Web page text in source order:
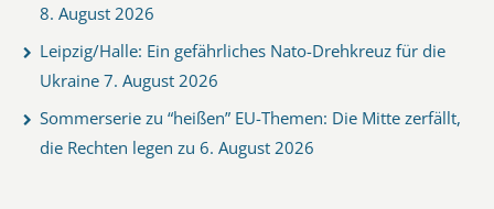
8. August 2026
Leipzig/Halle: Ein gefährliches Nato-Drehkreuz für die
Ukraine 7. August 2026
Sommerserie zu “heißen” EU-Themen: Die Mitte zerfällt,
die Rechten legen zu 6. August 2026